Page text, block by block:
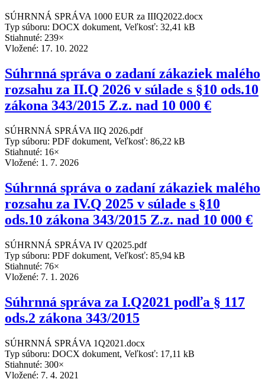
SÚHRNNÁ SPRÁVA 1000 EUR za IIIQ2022.docx
Typ súboru: DOCX dokument, Veľkosť: 32,41 kB
Stiahnuté: 239×
Vložené: 17. 10. 2022
Súhrnná správa o zadaní zákaziek malého
rozsahu za II.Q 2026 v súlade s §10 ods.10
zákona 343/2015 Z.z. nad 10 000 €
SÚHRNNÁ SPRÁVA IIQ 2026.pdf
Typ súboru: PDF dokument, Veľkosť: 86,22 kB
Stiahnuté: 16×
Vložené: 1. 7. 2026
Súhrnná správa o zadaní zákaziek malého
rozsahu za IV.Q 2025 v súlade s §10
ods.10 zákona 343/2015 Z.z. nad 10 000 €
SÚHRNNÁ SPRÁVA IV Q2025.pdf
Typ súboru: PDF dokument, Veľkosť: 85,94 kB
Stiahnuté: 76×
Vložené: 7. 1. 2026
Súhrnná správa za I.Q2021 podľa § 117
ods.2 zákona 343/2015
SÚHRNNÁ SPRÁVA 1Q2021.docx
Typ súboru: DOCX dokument, Veľkosť: 17,11 kB
Stiahnuté: 300×
Vložené: 7. 4. 2021